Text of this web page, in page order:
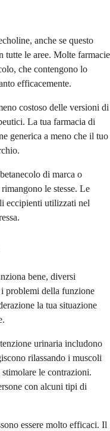
anche se questo
tutte le aree. Molte farmacie
che contengono lo
efficacemente.
costoso delle versioni di
La tua farmacia di
generica a meno che il tuo
di marca o
le stesse. Le
eccipienti utilizzati nel
bene, diversi
problemi della funzione
la tua situazione
urinaria includono
rilassando i muscoli
le contrazioni.
con alcuni tipi di
essere molto efficaci. Il